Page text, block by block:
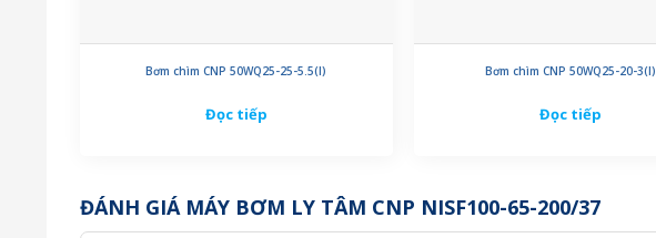
Bơm chìm CNP 50WQ25-25-5.5(I)
Đọc tiếp
Bơm chìm CNP 50WQ25-20-3(I)
Đọc tiếp
ĐÁNH GIÁ MÁY BƠM LY TÂM CNP NISF100-65-200/37